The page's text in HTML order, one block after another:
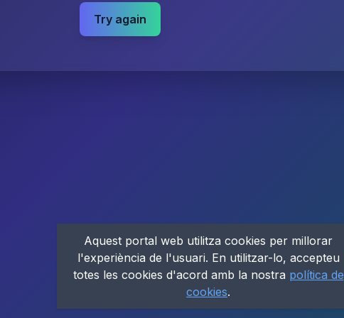
Try again
Aquest portal web utilitza cookies per millorar
l'experiència de l'usuari. En utilitzar-lo, accepteu
totes les cookies d'acord amb la nostra política de
cookies.